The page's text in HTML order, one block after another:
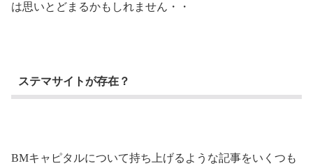
は思いとどまるかもしれません・・
ステマサイトが存在？
BMキャピタルについて持ち上げるような記事をいくつも